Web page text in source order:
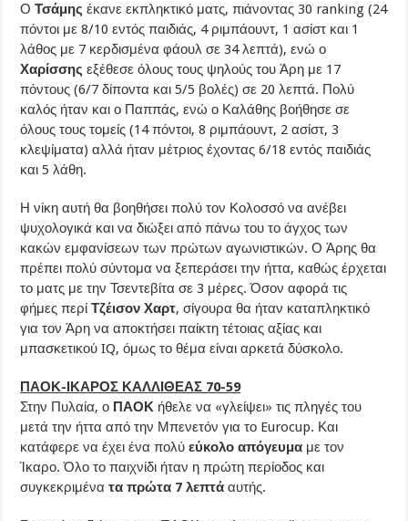
ΟΤσάμης έκανε εκπληκτικό ματς, πιάνοντας 30 ranking (24
πόντοι με 8/10 εντός παιδιάς, 4 ριμπάουντ, 1 ασίστ και 1
λάθος με 7 κερδισμένα φάουλ σε 34 λεπτά), ενώ ο
Χαρίσσης εξέθεσε όλους τους ψηλούς του Άρη με 17
πόντους (6/7 δίποντα και 5/5 βολές) σε 20 λεπτά. Πολύ
καλός ήταν και ο Παππάς, ενώ ο Καλάθης βοήθησε σε
όλους τους τομείς (14 πόντοι, 8 ριμπάουντ, 2 ασίστ, 3
κλεψίματα) αλλά ήταν μέτριος έχοντας 6/18 εντός παιδιάς
και 5 λάθη.
Η νίκη αυτή θα βοηθήσει πολύ τον Κολοσσό να ανέβει
ψυχολογικά και να διώξει από πάνω του το άγχος των
κακών εμφανίσεων των πρώτων αγωνιστικών. Ο Άρης θα
πρέπει πολύ σύντομα να ξεπεράσει την ήττα, καθώς έρχεται
το ματς με την Τσεντεβίτα σε 3 μέρες. Όσον αφορά τις
φήμες περίΤζέισον Χαρτ, σίγουρα θα ήταν καταπληκτικό
για τον Άρη να αποκτήσει παίκτη τέτοιας αξίας και
μπασκετικού IQ, όμως το θέμα είναι αρκετά δύσκολο.
ΠΑΟΚ-ΙΚΑΡΟΣ ΚΑΛΛΙΘΕΑΣ 70-59
Στην Πυλαία, ο ΠΑΟΚ ήθελε να «γλείψει» τις πληγές του
μετά την ήττα από την Μπενετόν για το Eurocup. Και
κατάφερε να έχει ένα πολύεύκολο απόγευμα με τον
Ίκαρο. Όλο το παιχνίδι ήταν η πρώτη περίοδος και
συγκεκριμένατα πρώτα 7 λεπτά αυτής.